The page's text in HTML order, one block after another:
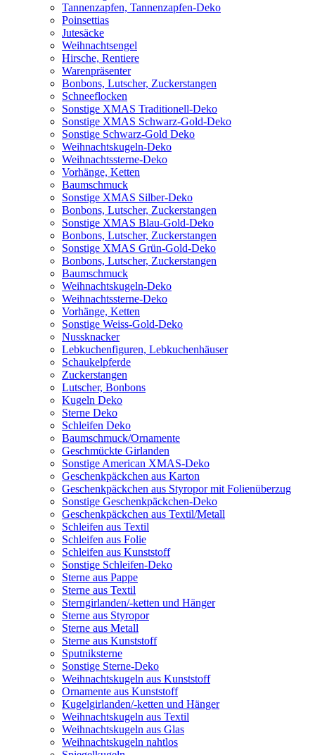
Tannenzapfen, Tannenzapfen-Deko
Poinsettias
Jutesäcke
Weihnachtsengel
Hirsche, Rentiere
Warenpräsenter
Bonbons, Lutscher, Zuckerstangen
Schneeflocken
Sonstige XMAS Traditionell-Deko
Sonstige XMAS Schwarz-Gold-Deko
Sonstige Schwarz-Gold Deko
Weihnachtskugeln-Deko
Weihnachtssterne-Deko
Vorhänge, Ketten
Baumschmuck
Sonstige XMAS Silber-Deko
Bonbons, Lutscher, Zuckerstangen
Sonstige XMAS Blau-Gold-Deko
Bonbons, Lutscher, Zuckerstangen
Sonstige XMAS Grün-Gold-Deko
Bonbons, Lutscher, Zuckerstangen
Baumschmuck
Weihnachtskugeln-Deko
Weihnachtssterne-Deko
Vorhänge, Ketten
Sonstige Weiss-Gold-Deko
Nussknacker
Lebkuchenfiguren, Lebkuchenhäuser
Schaukelpferde
Zuckerstangen
Lutscher, Bonbons
Kugeln Deko
Sterne Deko
Schleifen Deko
Baumschmuck/Ornamente
Geschmückte Girlanden
Sonstige American XMAS-Deko
Geschenkpäckchen aus Karton
Geschenkpäckchen aus Styropor mit Folienüberzug
Sonstige Geschenkpäckchen-Deko
Geschenkpäckchen aus Textil/Metall
Schleifen aus Textil
Schleifen aus Folie
Schleifen aus Kunststoff
Sonstige Schleifen-Deko
Sterne aus Pappe
Sterne aus Textil
Sterngirlanden/-ketten und Hänger
Sterne aus Styropor
Sterne aus Metall
Sterne aus Kunststoff
Sputniksterne
Sonstige Sterne-Deko
Weihnachtskugeln aus Kunststoff
Ornamente aus Kunststoff
Kugelgirlanden/-ketten und Hänger
Weihnachtskugeln aus Textil
Weihnachtskugeln aus Glas
Weihnachtskugeln nahtlos